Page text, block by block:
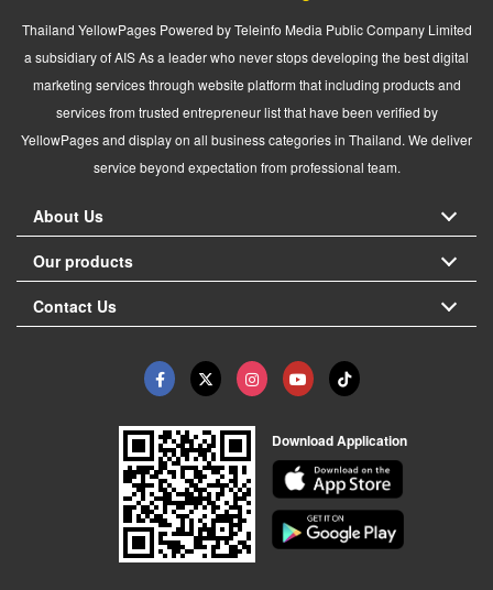
Thailand YellowPages Powered by Teleinfo Media Public Company Limited
a subsidiary of AIS As a leader who never stops developing the best digital
marketing services through website platform that including products and
services from trusted entrepreneur list that have been verified by
YellowPages and display on all business categories in Thailand. We deliver
service beyond expectation from professional team.
About Us
Our products
Contact Us
Download Application